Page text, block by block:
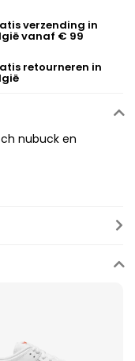
verzending in
vanaf € 99
retourneren in
nubuck en